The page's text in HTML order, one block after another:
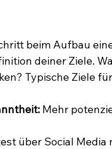
beim Aufbau
deiner Ziele.
Typische Ziele
Mehr
über Social